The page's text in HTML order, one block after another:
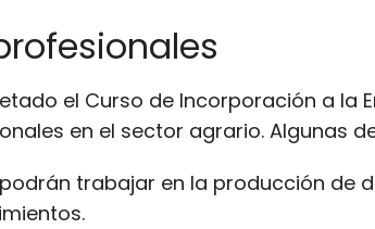
el Curso de Incorporación a
en el sector agrario. Algunas
trabajar en la producción de